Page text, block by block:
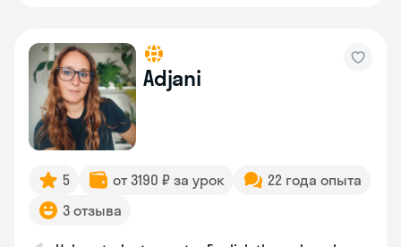
Adjani
5 от 3190 ₽ за урок
22 года опыта
3 отзыва